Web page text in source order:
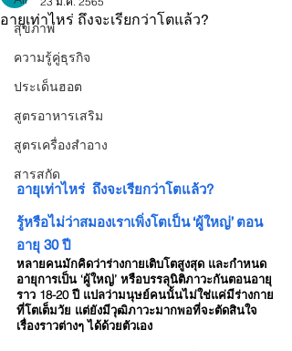
สุขภาพ
ความรู้คู่ธุรกิจ
ประเด็นฮอต
สูตรอาหารเสริม
สูตรเครื่องสำอาง
สารสกัด
อายุเท่าไหร่ ถึงจะเรียกว่าโตแล้ว?
อายุเท่าไหร่  ถึงจะเรียกว่าโตแล้ว?
รู้หรือไม่ว่าสมองเราเพิ่งโตเป็น ‘ผู้ใหญ่’ ตอน
อายุ 30 ปี
หลายคนมักคิดว่าร่างกายเติบโตสูงสุด และกำหนด
อายุการเป็น ‘ผู้ใหญ่’ หรือบรรลุนิติภาวะกันตอนอายุ
ราว 18-20 ปี แปลว่ามนุษย์คนนั้นไม่ใช่แค่มีร่างกาย
ที่โตเต็มวัย แต่ยังมีวุฒิภาวะมากพอที่จะตัดสินใจ
เรื่องราวต่างๆ ได้ด้วยตัวเอง